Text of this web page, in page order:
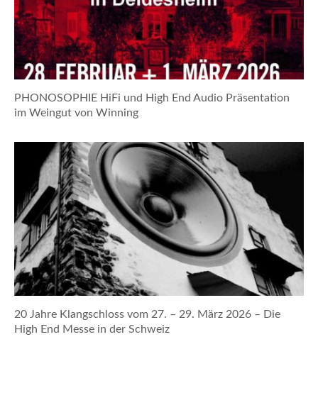
PHONOSOPHIE HiFi und High End Audio Präsentation
im Weingut von Winning
20 Jahre Klangschloss vom 27. – 29. März 2026 – Die
High End Messe in der Schweiz